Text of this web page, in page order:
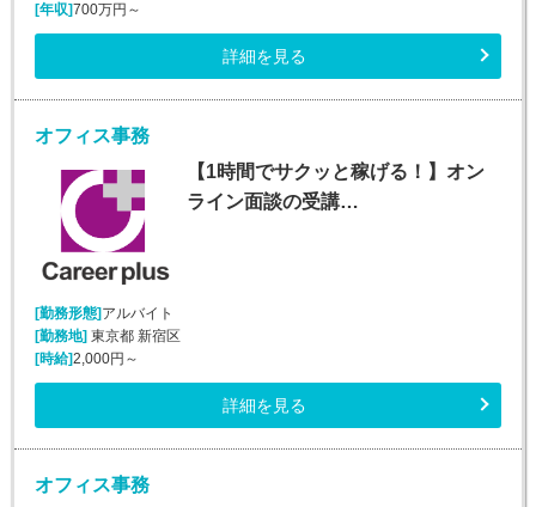
[年収]700万円～
詳細を見る
オフィス事務
【1時間でサクッと稼げる！】オン
ライン面談の受講…
[勤務形態] アルバイト
[勤務地] 東京都 新宿区
[時給]2,000円～
詳細を見る
オフィス事務